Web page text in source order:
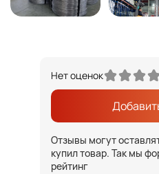
Нет оценок
Отзывы могут
купил товар. Так мы
рейтинг